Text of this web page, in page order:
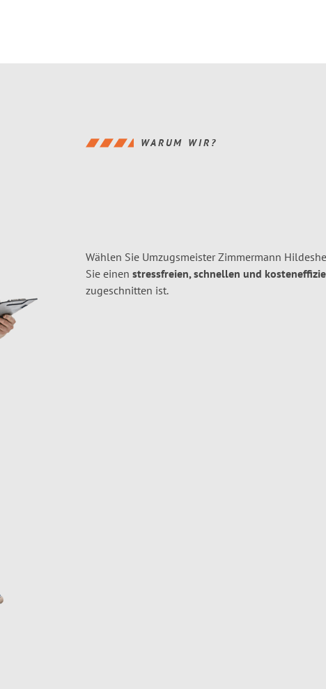
WARUM WIR?
Wählen Sie Umzugsmeister Zimmermann
Sie einen stressfreien, schnellen und
zugeschnitten ist.